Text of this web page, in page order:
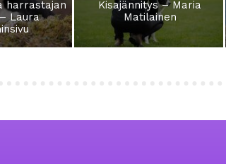
harrastajan
Laura
Kisajännitys – Maria
Matilainen